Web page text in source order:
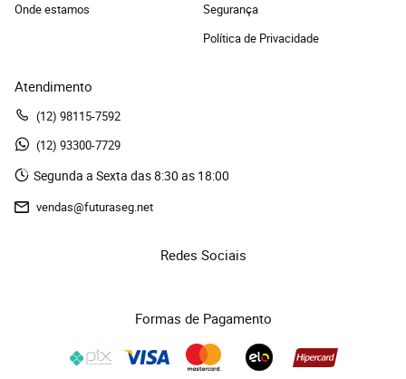
Onde estamos
Segurança
Política de Privacidade
Atendimento
(12) 98115-7592
(12) 93300-7729
Segunda a Sexta das 8:30 as 18:00
vendas@futuraseg.net
Redes Sociais
Formas de Pagamento